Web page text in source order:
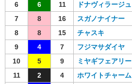
6
6 11 ドナヴィラージュ
7
8 16 スガノナイナー
8
8 15 チャスキ
9
4 7 フジマサダイヤ
10
5 9 ミヤギフェアリー
11
2 4 ホワイトチャーム